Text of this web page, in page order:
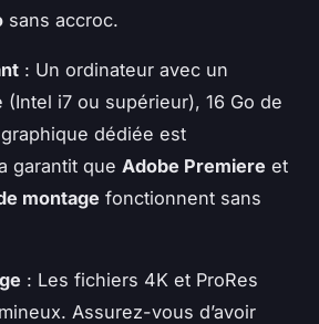
sans accroc.
: Un ordinateur avec un
i7 ou supérieur), 16 Go de
dédiée est
garantit que Adobe Premiere et
montage fonctionnent sans
: Les fichiers 4K et ProRes
Assurez-vous d’avoir